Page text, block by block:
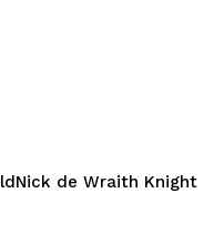
de Wraith Knight